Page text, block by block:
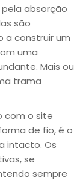
absorção
são
a construir um
uma
Mais ou
trama
com o site
de fio, é o
intacto. Os
se
sempre